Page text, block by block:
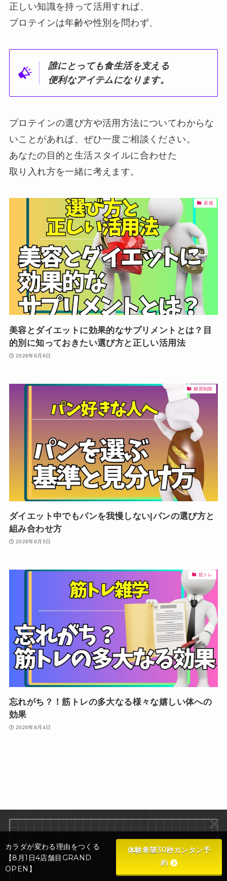
正しい知識を持って活用すれば、
プロテインは年齢や性別を問わず、
誰にとっても食生活を支える
便利なアイテムになります。
プロテインの選び方や活用方法についてわからな
いことがあれば、ぜひ一度ご相談ください。
あなたの目的と生活スタイルに合わせた
取り入れ方を一緒に考えます。
産後
美容とダイエットに効果的なサプリメントとは？目
的別に知っておきたい選び方と正しい活用法
2026年8月6日
糖質制限
ダイエット中でもパンを我慢しない|パンの選び方と
組み合わせ方
2026年8月5日
筋トレ
忘れがち？！筋トレの多大なる様々な嬉しい体への
効果
2026年8月4日
1.費用はどのくらい？
2.特典・割引
カラダが変わる理由をつくる
【8月1日4店舗目GRAND
OPEN】
体験希望30秒カンタン予
約